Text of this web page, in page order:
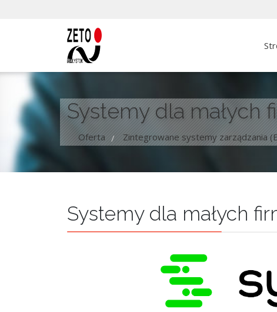
Systemy dla małych
Oferta / Zintegrowane systemy zarządzania
Systemy dla małych